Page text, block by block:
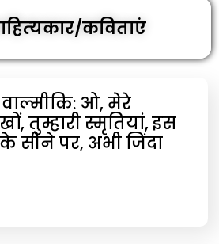
कविताएं
ओ, मेरे
तुम्हारी स्मृतियां, इस
सीने पर, अभी जिंदा